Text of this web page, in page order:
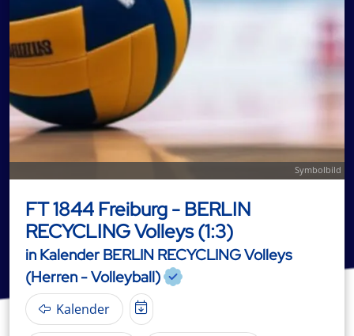
Symbolbild
FT 1844 Freiburg - BERLIN
RECYCLING Volleys (1:3)
in Kalender BERLIN RECYCLING Volleys
(Herren - Volleyball)
Kalender